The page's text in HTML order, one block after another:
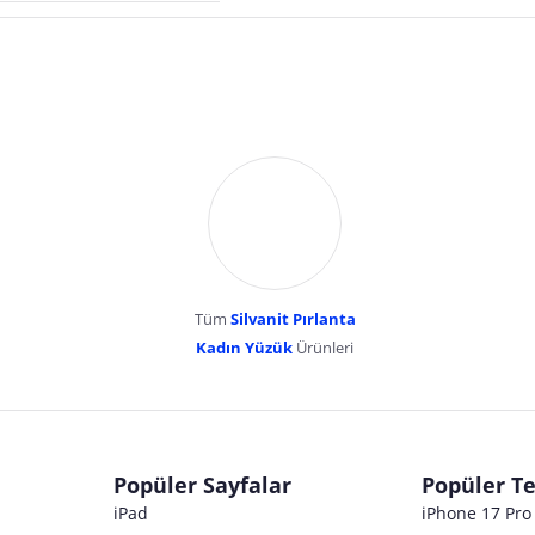
Tüm Silvanit Pırlanta
Kadın Yüzük Ürünleri
Popüler Sayfalar
iPad
Popüler
iPhone 17